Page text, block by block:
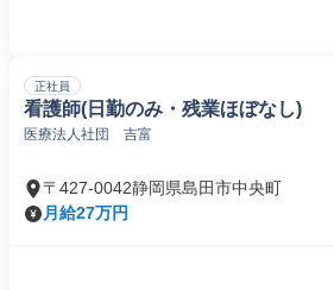
正社員
看護師(日勤のみ・残業ほぼなし)
医療法人社団 吉富
〒427-0042静岡県島田市中央町
月給27万円